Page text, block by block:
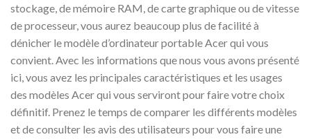
stockage, de mémoire RAM, de carte graphique ou de vitesse
de processeur, vous aurez beaucoup plus de facilité à
dénicher le modèle d’ordinateur portable Acer qui vous
convient. Avec les informations que nous vous avons présenté
ici, vous avez les principales caractéristiques et les usages
des modèles Acer qui vous serviront pour faire votre choix
définitif. Prenez le temps de comparer les différents modèles
et de consulter les avis des utilisateurs pour vous faire une